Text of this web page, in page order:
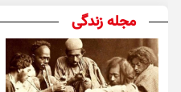
مجله زندگی